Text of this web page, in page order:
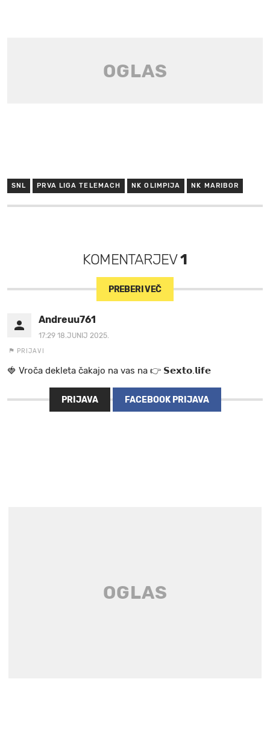
SNL PRVA LIGA TELEMACH NK OLIMPIJA NK MARIBOR
KOMENTARJEV1
PREBERI VEČ
Andreuu761
17:29 18.JUNIJ 2025.
PRIJAVI
🍓 V r o č a d e k l e t a ča k a jo na va s n a 👉 𝗦𝗲𝘅𝘁𝗼.𝗹𝗶𝗳𝗲
PRIJAVA FACEBOOK PRIJAVA